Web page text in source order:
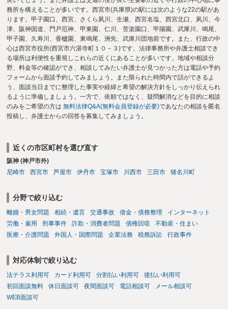
務所を構えることが多いです。西宮市(兵庫県)の駅には次のような22の駅があ
ります。甲子園口、西宮、さくら夙川、生瀬、西宮名塩、西宮北口、夙川、今
津、阪神国道、門戸厄神、甲東園、仁川、苦楽園口、甲陽園、武庫川、鳴尾、
甲子園、久寿川、香櫨園、東鳴尾、洲先、武庫川団地前です。また、行政の中
心は西宮市役所(西宮市六湛寺町１０－３)です。法律事務所や弁護士相談でき
る場所は利便性を重視しこれらの近くにあることが多いです。地域や相談分
野、料金等の確認ができ、相談してみたい弁護士が見つかった方は電話や予約
フォームから面談予約してみましょう。また限られた時間内で話ができるよ
う、面談当日までに整理した事実や経緯と希望の解決方針をしっかり伝えられ
るように準備しましょう。一方で、依頼ではなく、疑問解消などを目的に相談
のみをご希望の方は 無料法律Q&A(無料会員登録が必要)であなたの相談を匿名
投稿し、弁護士からの回答を募集してみましょう。
近くの市区町村を選び直す
阪神 (神戸市外)
尼崎市
西宮市 芦屋市 伊丹市 宝塚市 川西市 三田市 猪名川町
分野で絞り込む
離婚・男女問題 相続・遺言 交通事故 借金・債務整理
インターネット
労働・雇用
刑事事件 詐欺・消費者問題 債権回収
不動産・住まい
医療・介護問題
外国人・国際問題 企業法務 税務訴訟 行政事件
対応体制で絞り込む
法テラス利用可 カード利用可 分割払い利用可
後払い利用可
初回面談無料
休日面談可 夜間面談可 電話相談可
メール相談可
WEB面談可